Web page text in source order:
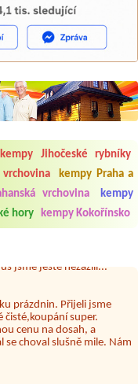
kempy Jihočeské rybníky
vrchovina
kempy Praha a
vrchovina
kempy
hory kempy Kokořínsko
papír i utěrky, což při
je obchod a
pouti- z každého koutu
prázdnin. Přijeli jsme
čisté,koupání super.
cenu na dosah, a
choval slušně mile. Nám